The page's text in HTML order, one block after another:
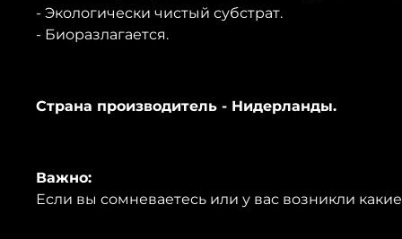
- Экологически чистый субстрат.
- Биоразлагается.
Страна производитель - Нидерланды.
Важно:
Если вы сомневаетесь или у вас возникли